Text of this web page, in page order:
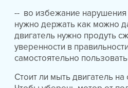
-- во избежание нарушения
нужно держать как можно
двигатель нужно продуть
уверенности в
самостоятельно
Стоит ли мыть двигатель на